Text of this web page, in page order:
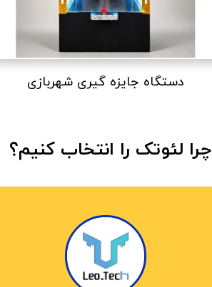
دستگاه جایزه گیری شهربازی
​​​چرا لئوتک را انتخاب کنیم؟